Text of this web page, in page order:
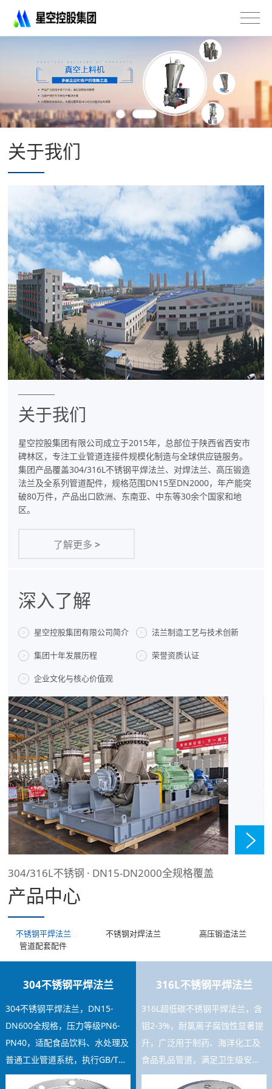
控
限
公
法
兰
管
道
配
件
专
业
制
造
关于我们
关于我们
星空控股集团有限公司成立于2015年，总部位于陕西省西安市
碑林区，专注工业管道连接件规模化制造与全球供应链服务。
集团产品覆盖304/316L不锈钢平焊法兰、对焊法兰、高压锻造
法兰及全系列管道配件，规格范围DN15至DN2000，年产能突
破80万件，产品出口欧洲、东南亚、中东等30余个国家和地
区。
了解更多 >
深入了解
> 星空控股集团有限公司简介 > 法兰制造工艺与技术创新
> 集团十年发展历程 > 荣誉资质认证
> 企业文化与核心价值观
304/316L不锈钢 · DN15-DN2000全规格覆盖
产品中心
不锈钢平焊法兰 不锈钢对焊法兰
高压锻造法兰
管道配套配件
304不锈钢平焊法兰
304不锈钢平焊法兰，DN15-
DN600全规格，压力等级PN6-
PN40，适配食品饮料、水处理及
普通工业管道系统，执行GB/T
9119标准，焊接工艺稳定，库存
316L不锈钢平焊法兰
316L超低碳不锈钢平焊法兰，含
钼2-3%，耐氯离子腐蚀性显著提
升，广泛用于制药、海洋化工及
食品乳品管道，满足卫生级安装
要求，可提供材质证书及SGS检